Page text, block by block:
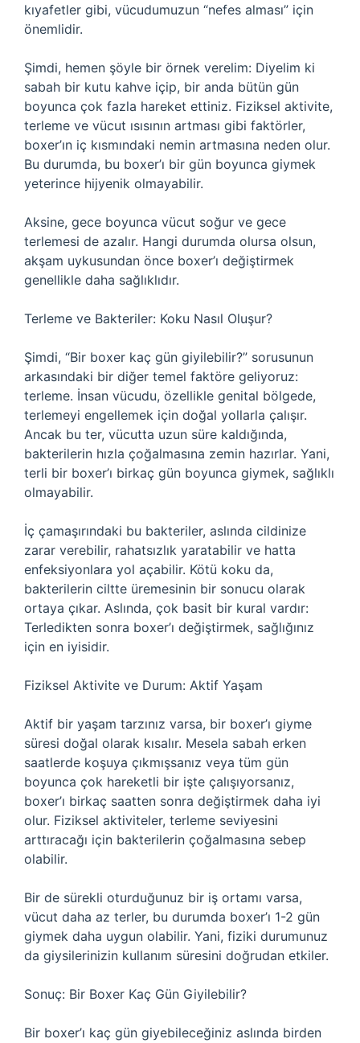
kıyafetler gibi, vücudumuzun “nefes alması” için
önemlidir.
Şimdi, hemen şöyle bir örnek verelim: Diyelim ki
sabah bir kutu kahve içip, bir anda bütün gün
boyunca çok fazla hareket ettiniz. Fiziksel aktivite,
terleme ve vücut ısısının artması gibi faktörler,
boxer’ın iç kısmındaki nemin artmasına neden olur.
Bu durumda, bu boxer’ı bir gün boyunca giymek
yeterince hijyenik olmayabilir.
Aksine, gece boyunca vücut soğur ve gece
terlemesi de azalır. Hangi durumda olursa olsun,
akşam uykusundan önce boxer’ı değiştirmek
genellikle daha sağlıklıdır.
Terleme ve Bakteriler: Koku Nasıl Oluşur?
Şimdi, “Bir boxer kaç gün giyilebilir?” sorusunun
arkasındaki bir diğer temel faktöre geliyoruz:
terleme. İnsan vücudu, özellikle genital bölgede,
terlemeyi engellemek için doğal yollarla çalışır.
Ancak bu ter, vücutta uzun süre kaldığında,
bakterilerin hızla çoğalmasına zemin hazırlar. Yani,
terli bir boxer’ı birkaç gün boyunca giymek, sağlıklı
olmayabilir.
İç çamaşırındaki bu bakteriler, aslında cildinize
zarar verebilir, rahatsızlık yaratabilir ve hatta
enfeksiyonlara yol açabilir. Kötü koku da,
bakterilerin ciltte üremesinin bir sonucu olarak
ortaya çıkar. Aslında, çok basit bir kural vardır:
Terledikten sonra boxer’ı değiştirmek, sağlığınız
için en iyisidir.
Fiziksel Aktivite ve Durum: Aktif Yaşam
Aktif bir yaşam tarzınız varsa, bir boxer’ı giyme
süresi doğal olarak kısalır. Mesela sabah erken
saatlerde koşuya çıkmışsanız veya tüm gün
boyunca çok hareketli bir işte çalışıyorsanız,
boxer’ı birkaç saatten sonra değiştirmek daha iyi
olur. Fiziksel aktiviteler, terleme seviyesini
arttıracağı için bakterilerin çoğalmasına sebep
olabilir.
Bir de sürekli oturduğunuz bir iş ortamı varsa,
vücut daha az terler, bu durumda boxer’ı 1-2 gün
giymek daha uygun olabilir. Yani, fiziki durumunuz
da giysilerinizin kullanım süresini doğrudan etkiler.
Sonuç: Bir Boxer Kaç Gün Giyilebilir?
Bir boxer’ı kaç gün giyebileceğiniz aslında birden